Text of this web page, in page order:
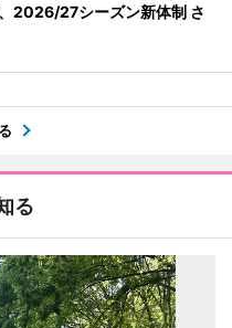
2026/27シーズン新体制 さ
る